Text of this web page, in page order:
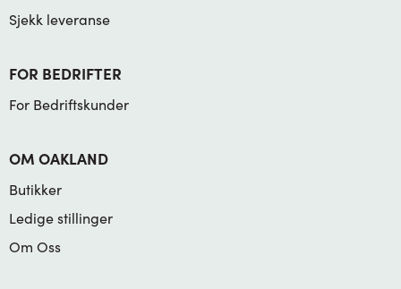
Sjekk leveranse
FOR BEDRIFTER
For Bedriftskunder
OM OAKLAND
Butikker
Ledige stillinger
Om Oss